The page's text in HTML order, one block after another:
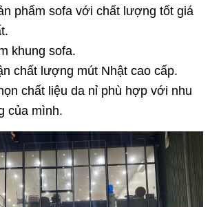
phẩm sofa với chất lượng tốt giá
khung sofa.
chất lượng mút Nhật cao cấp.
chất liệu da nỉ phù hợp với nhu
của mình.